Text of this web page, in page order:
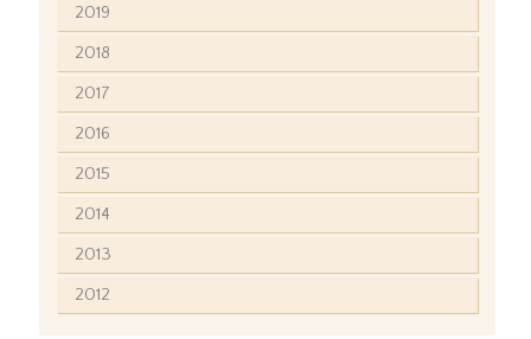
2019
2018
2017
2016
2015
2014
2013
2012